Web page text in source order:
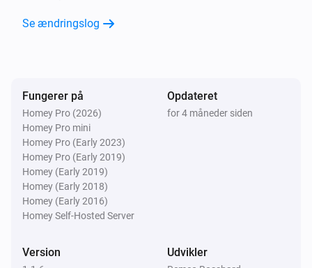
Se ændringslog
Fungerer på
Homey Pro (2026)
Homey Pro mini
Homey Pro (Early 2023)
Homey Pro (Early 2019)
Homey (Early 2019)
Homey (Early 2018)
Homey (Early 2016)
Homey Self-Hosted Server
Opdateret
for 4 måneder siden
Version Udvikler